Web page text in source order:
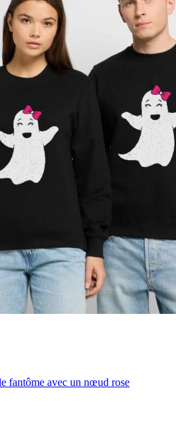
fantôme avec un nœud rose